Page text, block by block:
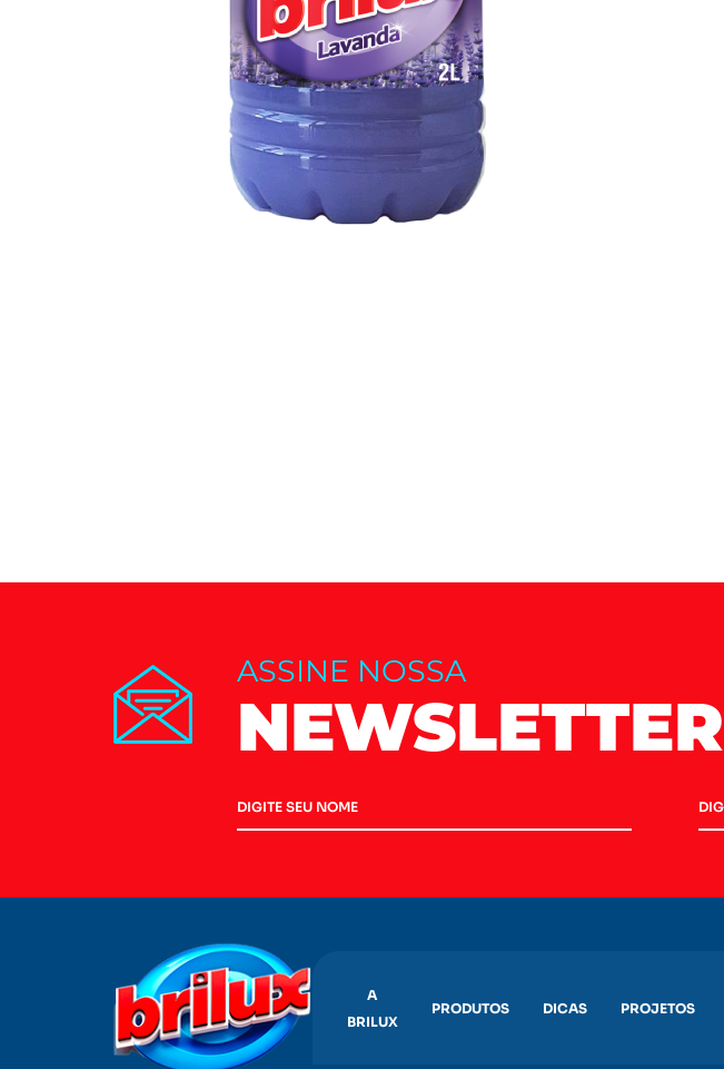
ASSINE NOSSA
NEWSLETTER
A
BRILUX
PRODUTOS DICAS PROJETOS